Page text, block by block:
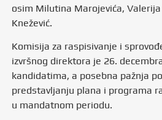
osim Milutina Marojevića, Valerija
Knežević.
Komisija za raspisivanje i
izvršnog direktora je 26.
kandidatima, a posebna pažnja
predstavljanju plana i programa
u mandatnom periodu.